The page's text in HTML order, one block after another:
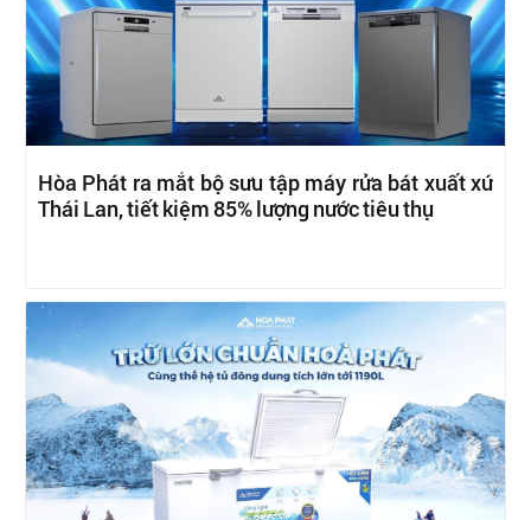
Hòa Phát ra mắt bộ sưu tập máy rửa bát xuất xứ
Thái Lan, tiết kiệm 85% lượng nước tiêu thụ